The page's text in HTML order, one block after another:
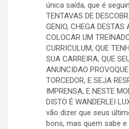
única saída, que é
TENTAVAS DE
GENIO, CHEGA DESTAS
COLOCAR UM
CURRICULUM, QUE
SUA CARREIRA, QUE
ANUNCIDAO
TORCEDOR, E SEJA
IMPRENSA, E NESTE
DISTO É WANDERLEI
vão dizer que seus
bons, mas quem sabe